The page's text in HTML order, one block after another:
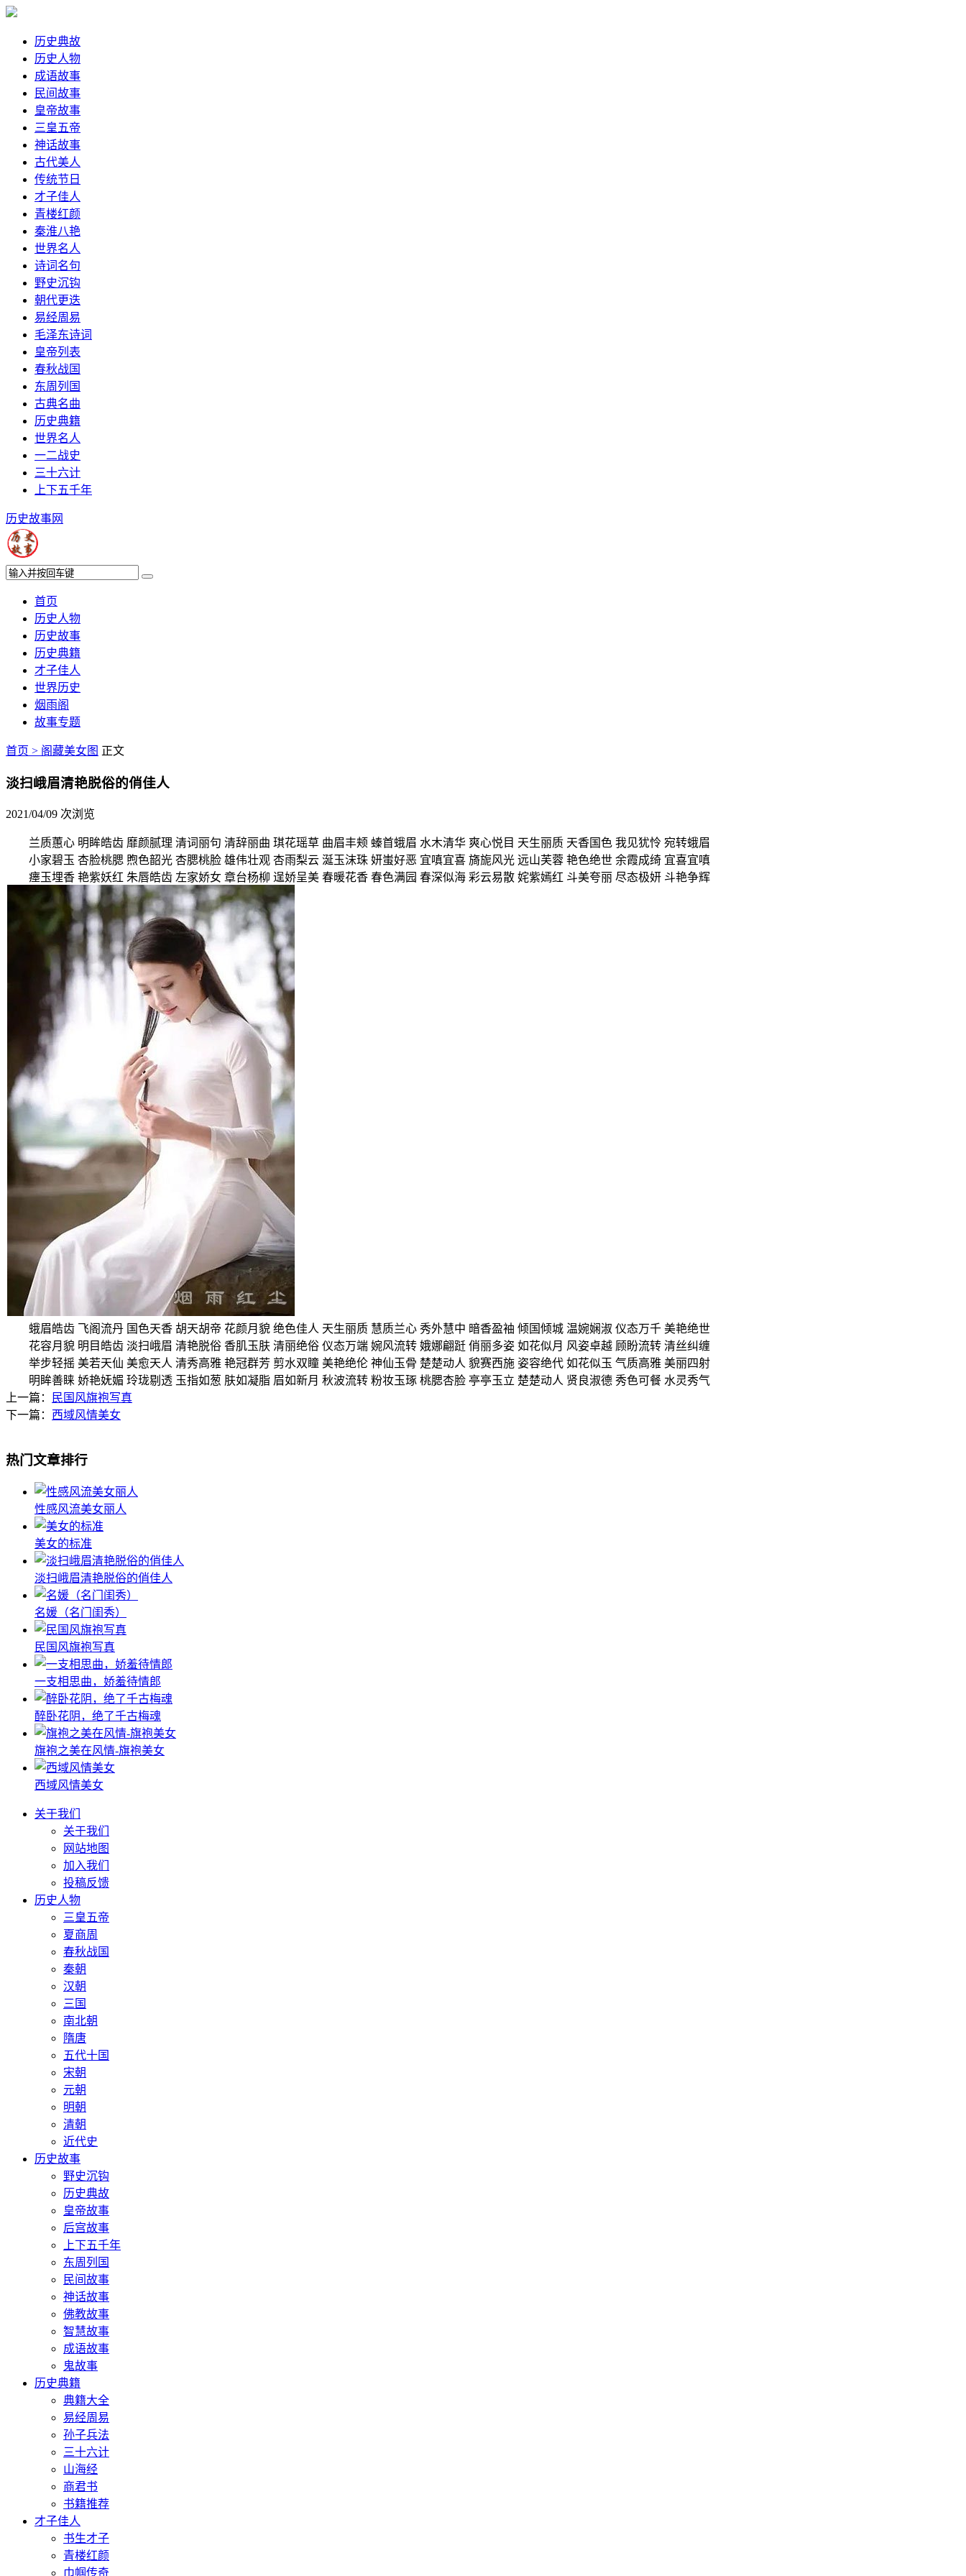
历史典故
历史人物
成语故事
民间故事
皇帝故事
三皇五帝
神话故事
古代美人
传统节日
才子佳人
青楼红颜
秦淮八艳
世界名人
诗词名句
野史沉钩
朝代更迭
易经周易
毛泽东诗词
皇帝列表
春秋战国
东周列国
古典名曲
历史典籍
世界名人
一二战史
三十六计
上下五千年
历史故事网
首页
历史人物
历史故事
历史典籍
才子佳人
世界历史
烟雨阁
故事专题
首页 > 阁藏美女图 正文
淡扫峨眉清艳脱俗的俏佳人
2021/04/09 次浏览
兰质蕙心 明眸皓齿 靡颜腻理 清词丽句 清辞丽曲 琪花瑶草 曲眉丰颊 螓首蛾眉 水木清华 爽心悦目 天生丽质 天香国色 我见犹怜 宛转蛾眉
小家碧玉 杏脸桃腮 煦色韶光 杏腮桃脸 雄伟壮观 杏雨梨云 涎玉沫珠 妍蚩好恶 宜嗔宜喜 旖旎风光 远山芙蓉 艳色绝世 余霞成绮 宜喜宜嗔
瘗玉埋香 艳紫妖红 朱唇皓齿 左家娇女 章台杨柳 逞娇呈美 春暖花香 春色满园 春深似海 彩云易散 姹紫嫣红 斗美夸丽 尽态极妍 斗艳争辉
蛾眉皓齿 飞阁流丹 国色天香 胡天胡帝 花颜月貌 绝色佳人 天生丽质 慧质兰心 秀外慧中 暗香盈袖 倾国倾城 温婉娴淑 仪态万千 美艳绝世
花容月貌 明目皓齿 淡扫峨眉 清艳脱俗 香肌玉肤 清丽绝俗 仪态万端 婉风流转 娥娜翩跹 俏丽多姿 如花似月 风姿卓越 顾盼流转 清丝纠缠
举步轻摇 美若天仙 美愈天人 清秀高雅 艳冠群芳 剪水双瞳 美艳绝伦 神仙玉骨 楚楚动人 貌赛西施 姿容绝代 如花似玉 气质高雅 美丽四射
明眸善睐 娇艳妩媚 玲珑剔透 玉指如葱 肤如凝脂 眉如新月 秋波流转 粉妆玉琢 桃腮杏脸 亭亭玉立 楚楚动人 贤良淑德 秀色可餐 水灵秀气
上一篇：
民国风旗袍写真
下一篇： 西域风情美女
热门文章排行
性感风流美女丽人
美女的标准
淡扫峨眉清艳脱俗的俏佳人
名媛（名门闺秀）
民国风旗袍写真
一支相思曲，娇羞待情郎
醉卧花阴，绝了千古梅魂
旗袍之美在风情-旗袍美女
西域风情美女
关于我们
关于我们
网站地图
加入我们
投稿反馈
历史人物
三皇五帝
夏商周
春秋战国
秦朝
汉朝
三国
南北朝
隋唐
五代十国
宋朝
元朝
明朝
清朝
近代史
历史故事
野史沉钩
历史典故
皇帝故事
后宫故事
上下五千年
东周列国
民间故事
神话故事
佛教故事
智慧故事
成语故事
鬼故事
历史典籍
典籍大全
易经周易
孙子兵法
三十六计
山海经
商君书
书籍推荐
才子佳人
书生才子
青楼红颜
巾帼传奇